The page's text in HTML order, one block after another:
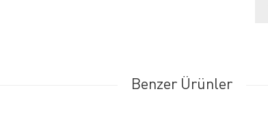
Benzer Ürünler